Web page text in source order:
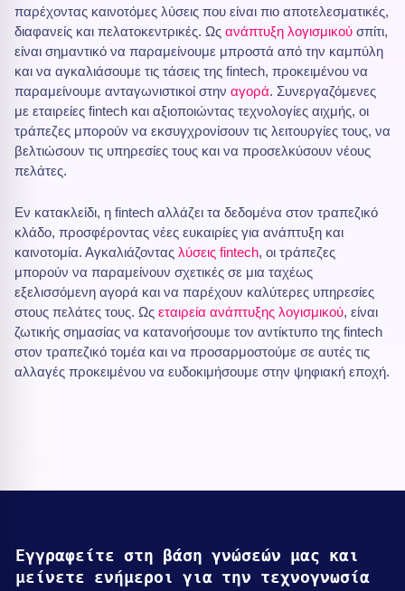
παρέχοντας καινοτόμες λύσεις που είναι πιο αποτελεσματικές,
διαφανείς και πελατοκεντρικές. Ως ανάπτυξη λογισμικού σπίτι,
είναι σημαντικό να παραμείνουμε μπροστά από την καμπύλη
και να αγκαλιάσουμε τις τάσεις της fintech, προκειμένου να
παραμείνουμε ανταγωνιστικοί στην αγορά. Συνεργαζόμενες
με εταιρείες fintech και αξιοποιώντας τεχνολογίες αιχμής, οι
τράπεζες μπορούν να εκσυγχρονίσουν τις λειτουργίες τους, να
βελτιώσουν τις υπηρεσίες τους και να προσελκύσουν νέους
πελάτες.
Εν κατακλείδι, η fintech αλλάζει τα δεδομένα στον τραπεζικό
κλάδο, προσφέροντας νέες ευκαιρίες για ανάπτυξη και
καινοτομία. Αγκαλιάζοντας λύσεις fintech, οι τράπεζες
μπορούν να παραμείνουν σχετικές σε μια ταχέως
εξελισσόμενη αγορά και να παρέχουν καλύτερες υπηρεσίες
στους πελάτες τους. Ως εταιρεία ανάπτυξης λογισμικού, είναι
ζωτικής σημασίας να κατανοήσουμε τον αντίκτυπο της fintech
στον τραπεζικό τομέα και να προσαρμοστούμε σε αυτές τις
αλλαγές προκειμένου να ευδοκιμήσουμε στην ψηφιακή εποχή.
Εγγραφείτε στη βάση γνώσεών μας και
μείνετε ενήμεροι για την τεχνογνωσία